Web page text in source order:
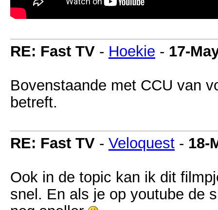
RE: Fast TV - Hoekie - 17-
Bovenstaande met CCU van
betreft.
RE: Fast TV - Veloquest - 18-
Ook in de topic kan ik dit
snel. En als je op youtube de